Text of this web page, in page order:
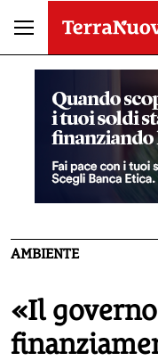
AMBIENTE
«Il